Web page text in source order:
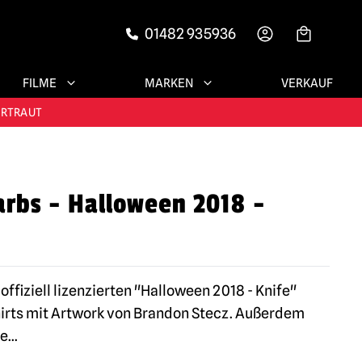
01482 935936
FILME MARKEN VERKAUF
KUNDEN
KUNDEN
- Halloween 2018 -
lizenzierten "Halloween 2018 - Knife"
mit Artwork von Brandon Stecz. Außerdem
...